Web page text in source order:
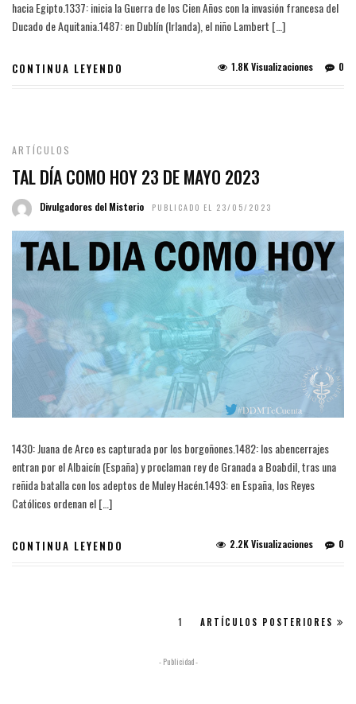
hacia Egipto.1337: inicia la Guerra de los Cien Años con la invasión francesa del
Ducado de Aquitania.1487: en Dublín (Irlanda), el niño Lambert […]
CONTINUA LEYENDO 0
1.8K Visualizaciones
ARTÍCULOS
TAL DÍA COMO HOY 23 DE MAYO 2023
Divulgadores del Misterio PUBLICADO EL 23/05/2023
1430: Juana de Arco es capturada por los borgoñones.1482: los abencerrajes
entran por el Albaicín (España) y proclaman rey de Granada a Boabdil, tras una
reñida batalla con los adeptos de Muley Hacén.1493: en España, los Reyes
Católicos ordenan el […]
CONTINUA LEYENDO 0
2.2K Visualizaciones
1 ARTÍCULOS POSTERIORES
- Publicidad -